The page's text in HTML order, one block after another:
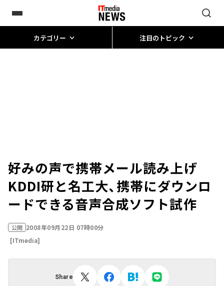
カテゴリー 注目のトピック
好みの声で携帯メール読み上げ
KDDI研と名工大、携帯にダウンロ
ードできる音声合成ソフト試作
公開 2008年09月22日 07時00分
[ITmedia]
Share